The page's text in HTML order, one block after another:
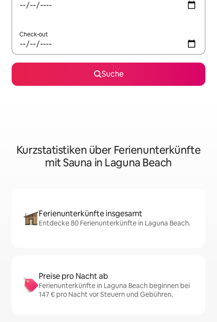
Check-out
Suche
Kurzstatistiken über Ferienunterkünfte
mit Sauna in Laguna Beach
Ferienunterkünfte insgesamt
Entdecke 80 Ferienunterkünfte in Laguna Beach.
Preise pro Nacht ab
Ferienunterkünfte in Laguna Beach beginnen bei
147 € pro Nacht vor Steuern und Gebühren.